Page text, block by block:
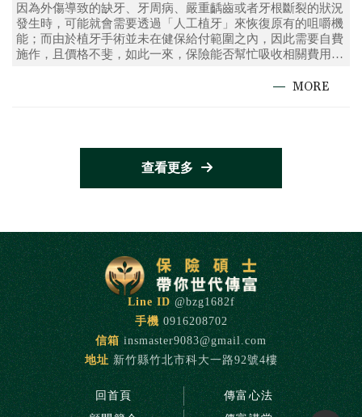
因為外傷導致的缺牙、牙周病、嚴重齲齒或者牙根斷裂的狀況
發生時，可能就會需要透過「人工植牙」來恢復原有的咀嚼機
能；而由於植牙手術並未在健保給付範圍之內，因此需要自費
施作，且價格不斐，如此一來，保險能否幫忙吸收相關費用，
查看更多
@bzg1682f
0916208702
insmaster9083@gmail.com
新竹縣竹北市科大一路92號4樓
回首頁
傳富心法